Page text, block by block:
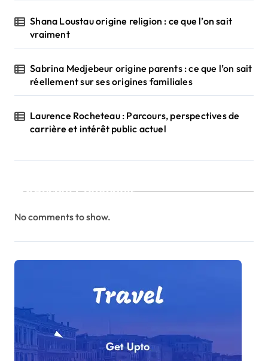
Shana Loustau origine religion : ce que l’on sait
vraiment
Sabrina Medjebeur origine parents : ce que l’on sait
réellement sur ses origines familiales
Laurence Rocheteau : Parcours, perspectives de
carrière et intérêt public actuel
Recent Comments
No comments to show.